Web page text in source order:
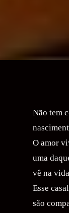
Não tem
O amor
uma
vê na
Esse
são